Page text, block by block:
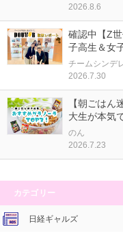
2026.8.6
確認中【Z
子高生＆女
チームシンデ
2026.7.30
【朝ごは
大生が本気
のん
2026.7.23
カテゴリー
日経ギャルズ